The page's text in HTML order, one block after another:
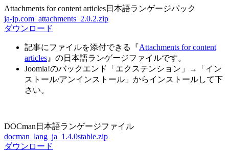
Attachments for content articles日本語ランゲージパック
ja-jp.com_attachments_2.0.2.zip
ダウンロード
記事にファイルを添付できる『Attachments for content
articles 』の日本語ランゲージファイルです。
Joomla!のバックエンド「エクステンション」→「イン
ストール/アンインストール」からインストールして下
さい。
DOCman日本語ランゲージファイル
docman_lang_ja_1.4.0stable.zip
ダウンロード